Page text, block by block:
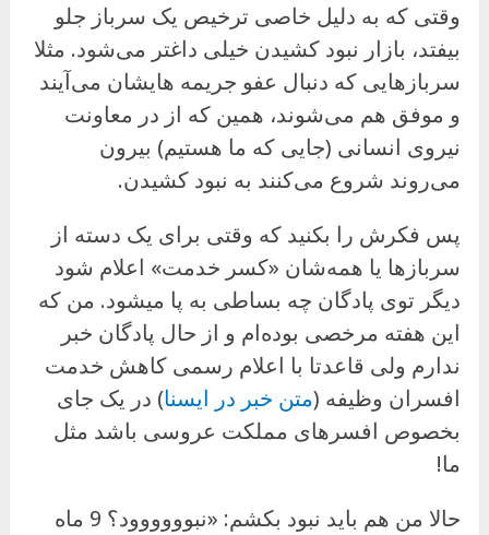
وقتی که به دلیل خاصی ترخیص یک سرباز جلو
بیفتد، بازار نبود کشیدن خیلی داغتر می‌شود. مثلا
سربازهایی که دنبال عفو جریمه هایشان می‌آیند
و موفق هم می‌شوند، همین که از در معاونت
نیروی انسانی (جایی که ما هستیم) بیرون
می‌روند شروع می‌کنند به نبود کشیدن.
پس فکرش را بکنید که وقتی برای یک دسته از
سربازها یا همه‌شان «کسر خدمت» اعلام شود
دیگر توی پادگان چه بساطی به پا میشود. من که
این هفته مرخصی بوده‌ام و از حال پادگان خبر
ندارم ولی قاعدتا با اعلام رسمی کاهش خدمت
افسران وظیفه (متن خبر در ایسنا) در یک جای
بخصوص افسرهای مملکت عروسی باشد مثل
ما!
حالا من هم باید نبود بکشم: «نبوووووود؟ 9 ماه